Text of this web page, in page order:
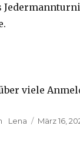
viele
Autor
Lena März 16,